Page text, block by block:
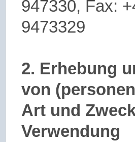
947330, Fax:
9473329
2. Erhebung
von
Art und
Verwendung